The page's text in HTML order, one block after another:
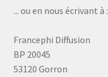
... ou en nous écrivant à :
Francephi Diffusion
BP 20045
53120 Gorron